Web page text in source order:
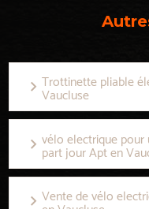
Trottinette pliable
Vaucluse
vélo electrique
part jour Apt en
Vente de vélo